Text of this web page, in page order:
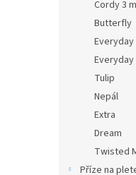
Cordy 3
Butterfly
Everyday
Everyday
Tulip
Nepál
Extra
Dream
Twisted
Příze na